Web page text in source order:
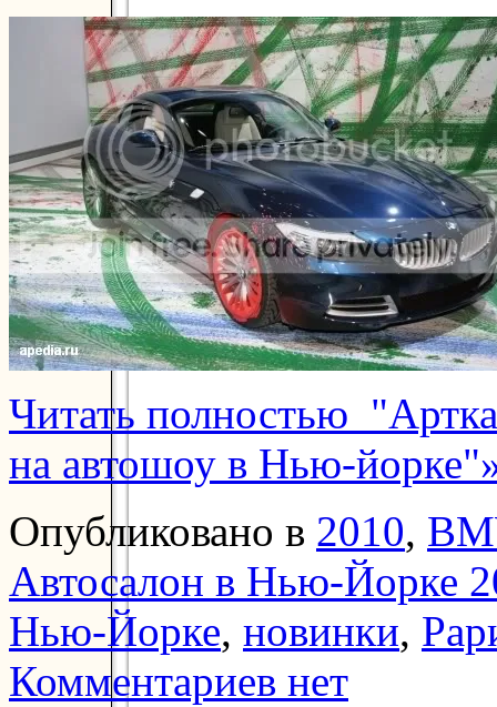
Читать полностью
на автошоу в Нью-
Опубликовано в 2010,
Автосалон в Нью-Йорке
Нью-Йорке, новинки,
Комментариев нет